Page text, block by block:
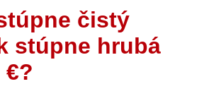
čistý
stúpne hrubá
€?